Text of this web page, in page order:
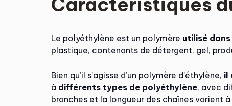
Le polyéthylène est un polymère utilisé
plastique, contenants de détergent, gel,
Bien qu’il s’agisse d’un polymère d’éthylène, il
à différents types de polyéthylène, avec
branches et la longueur des chaînes varient